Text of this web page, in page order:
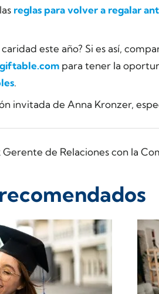
reglas para volver a regalar
este año? Si es así,
para tener la
.
invitada de Anna Kronzer,
de Relaciones con la